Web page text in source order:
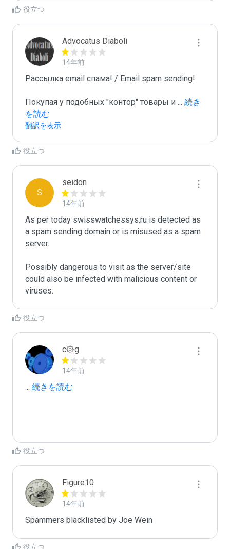
役立つ
Advocatus Diaboli
14年前
Рассылка email спама! / Email spam sending!
Покупая у подобных "контор" товары и ... 続き
を読む
翻訳を表示
役立つ
S
seidon
14年前
As per today swisswatchessys.ru is detected as
a spam sending domain or is misused as a spam
server.
Possibly dangerous to visit as the server/site
could also be infected with malicious content or
役立つ
c۞g
14年前
... 続きを読む
役立つ
Figure10
14年前
Spammers blacklisted by Joe Wein
役立つ